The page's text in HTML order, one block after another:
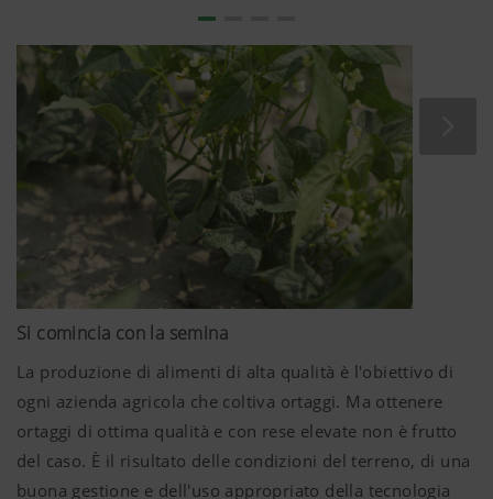
Si comincia con la semina
La produzione di alimenti di alta qualità è l'obiettivo di
ogni azienda agricola che coltiva ortaggi. Ma ottenere
ortaggi di ottima qualità e con rese elevate non è frutto
del caso. È il risultato delle condizioni del terreno, di una
buona gestione e dell'uso appropriato della tecnologia